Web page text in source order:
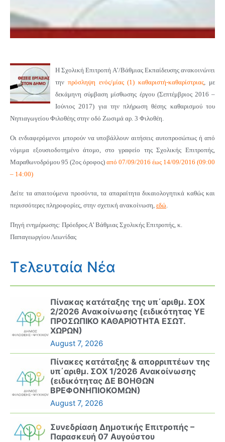
Η Σχολική Επιτροπή Α’/Βάθμιας Εκπαίδευσης ανακοινώνει
την πρόσληψη ενός/μίας (1) καθαριστή-καθαρίστριας, με
δεκάμηνη σύμβαση μίσθωσης έργου (Σεπτέμβριος 2016 –
Ιούνιος 2017) για την πλήρωση θέσης καθαρισμού του
Νηπιαγωγείου Φιλοθέης στην οδό Ζωσιμά αρ. 3 Φιλοθέη.
Οι ενδιαφερόμενοι μπορούν να υποβάλλουν αιτήσεις αυτοπροσώπως ή από
νόμιμα εξουσιοδοτημένο άτομο, στο γραφείο της Σχολικής Επιτροπής,
Μαραθωνοδρόμου 95 (2ος όροφος) από 07/09/2016 έως 14/09/2016 (09:00
– 14:00)
Δείτε τα απαιτούμενα προσόντα, τα απαραίτητα δικαιολογητικά καθώς και
περισσότερες πληροφορίες, στην σχετική ανακοίνωση, εδώ.
Πηγή ενημέρωσης: Πρόεδρος Α’ Βάθμιας Σχολικής Επιτροπής, κ.
Παπαγεωργίου Λεωνίδας
Τελευταία Νέα
Πίνακας κατάταξης της υπ΄αριθμ. ΣΟΧ
2/2026 Ανακοίνωσης (ειδικότητας ΥΕ
ΠΡΟΣΩΠΙΚΟ ΚΑΘΑΡΙΟΤΗΤΑ ΕΣΩΤ.
ΧΩΡΩΝ)
August 7, 2026
Πίνακες κατάταξης & απορριπτέων της
υπ΄αριθμ. ΣΟΧ 1/2026 Ανακοίνωσης
(ειδικότητας ΔΕ ΒΟΗΘΩΝ
ΒΡΕΦΟΝΗΠΙΟΚΟΜΩΝ)
August 7, 2026
Συνεδρίαση Δημοτικής Επιτροπής –
Παρασκευή 07 Αυγούστου